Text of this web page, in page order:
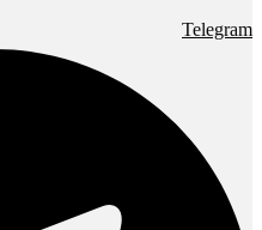
Telegram